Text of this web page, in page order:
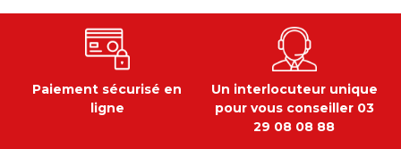
Paiement sécurisé en
ligne
Un interlocuteur unique
pour vous conseiller 03
29 08 08 88